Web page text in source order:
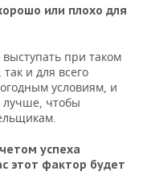
или плохо для
при таком
и для всего
условиям, и
лучше, чтобы
успеха
этот фактор будет